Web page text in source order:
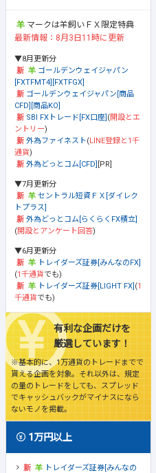
マークは羊飼いＦＸ限定特典
最新情報：8月3日11時に更新
▼8月更新分
ゴールデンウェイジャパン
[FXTFMT4][FXTFGX]
ゴールデンウェイジャパン[商品
CFD][商品KO]
SBI FXトレード[FX口座] (開設とエ
ントリー)
外為ファイネスト(LINE登録と1千
通貨)
外為どっとコム[CFD] [PR]
▼7月更新分
セントラル短資ＦＸ[ダイレク
トプラス]
外為どっとコム[らくらくFX積立]
(開設とアンケート回答)
▼6月更新分
トレイダーズ証券[みんなのFX]
(1千通貨でも)
トレイダーズ証券[LIGHT FX] (1
千通貨でも)
有利な企画だけを
厳選しています！
※基本的に、1万通貨のトレードまでで
貰える企画を対象。それ以外は、規定
の量のトレードをしても、スプレッド
でキャッシュバックがマイナスになら
ないモノを掲載。
1万円以上
トレイダーズ証券[みんなの